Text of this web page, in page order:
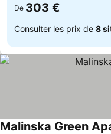
De 303 €
Consulter les prix de 8
Malinska Green